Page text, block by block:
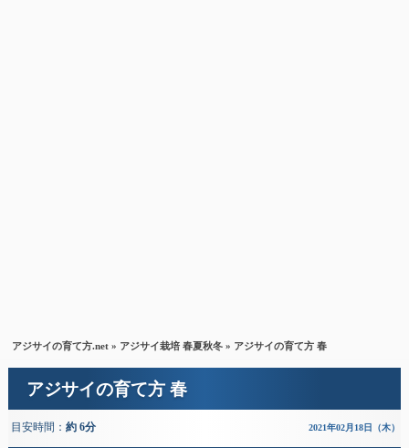
アジサイの育て方.net » アジサイ栽培 春夏秋冬 » アジサイの育て方 春
アジサイの育て方 春
目安時間： 約 6分 2021年02月18日（木）